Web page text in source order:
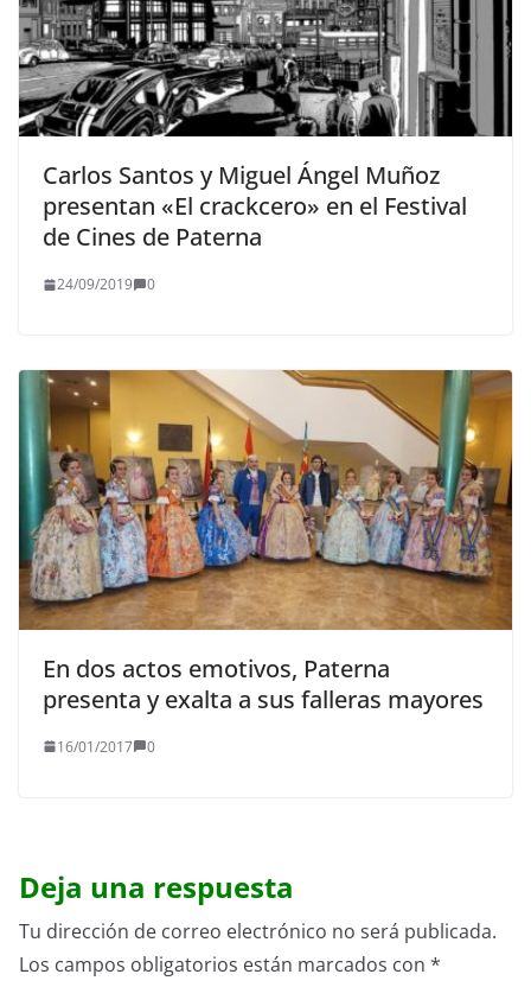
Carlos Santos y Miguel Ángel Muñoz
presentan «El crackcero» en el Festival
de Cines de Paterna
24/09/2019 0
En dos actos emotivos, Paterna
presenta y exalta a sus falleras mayores
16/01/2017 0
Deja una respuesta
Tu dirección de correo electrónico no será publicada.
Los campos obligatorios están marcados con *